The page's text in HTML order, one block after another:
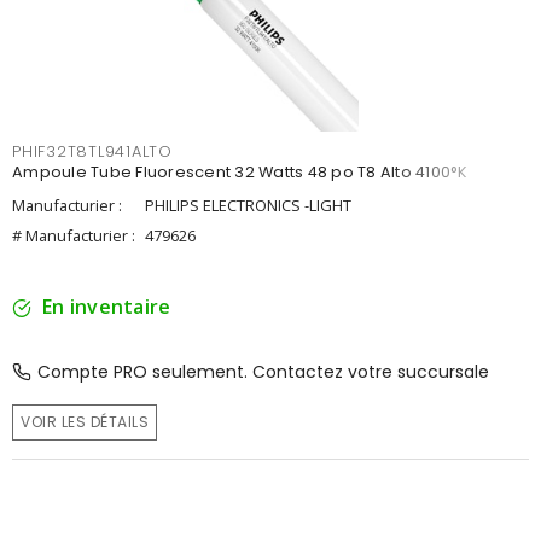
PHIF32T8TL941ALTO
Ampoule Tube Fluorescent 32 Watts 48 po T8 Alto 4100°K
Manufacturier :
PHILIPS ELECTRONICS -LIGHT
# Manufacturier : 479626
En inventaire
Compte PRO seulement. Contactez votre succursale
VOIR LES DÉTAILS